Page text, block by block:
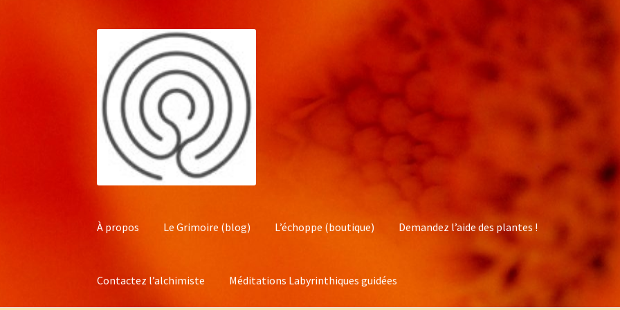
navigation
contenu
À propos Le Grimoire (blog) L’échoppe (boutique) Demandez l’aide des plantes !
Contactez l’alchimiste Méditations Labyrinthiques guidées